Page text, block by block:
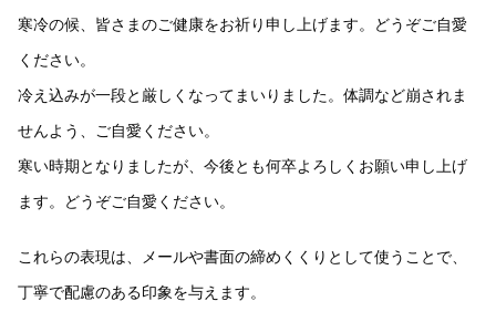
寒冷の候、皆さまのご健康をお祈り申し上げます。どうぞご自愛
ください。
冷え込みが一段と厳しくなってまいりました。体調など崩されま
せんよう、ご自愛ください。
寒い時期となりましたが、今後とも何卒よろしくお願い申し上げ
ます。どうぞご自愛ください。
これらの表現は、メールや書面の締めくくりとして使うことで、
丁寧で配慮のある印象を与えます。